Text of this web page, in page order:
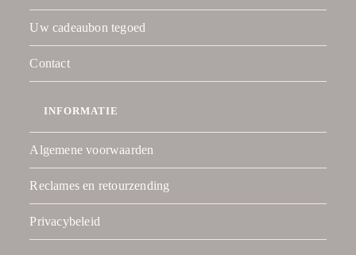
Uw cadeaubon tegoed
Contact
INFORMATIE
Algemene voorwaarden
Reclames en retourzending
Privacybeleid